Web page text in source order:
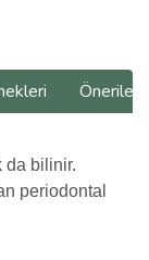
da bilinir.
periodontal